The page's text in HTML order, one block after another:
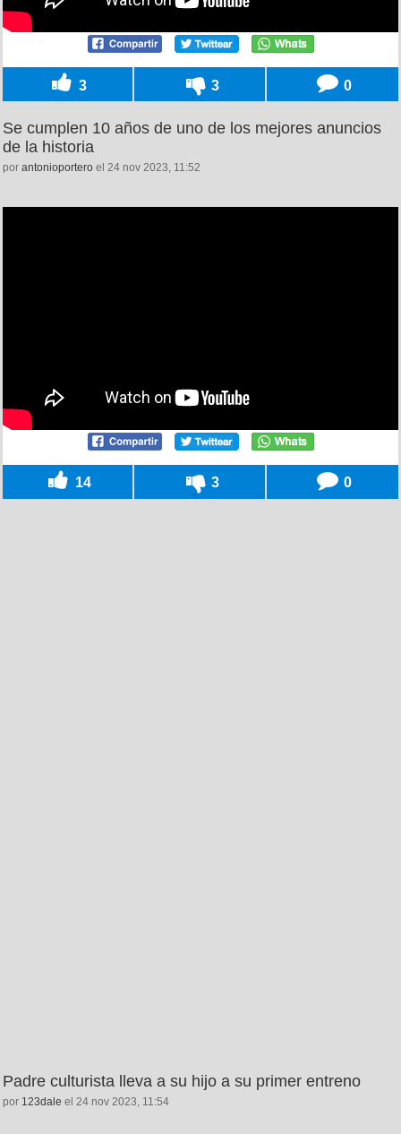
3 3 0
Se cumplen 10 años de uno de los mejores anuncios
de la historia
por antonioportero el 24 nov 2023, 11:52
14 3 0
Padre culturista lleva a su hijo a su primer entreno
por 123dale el 24 nov 2023, 11:54